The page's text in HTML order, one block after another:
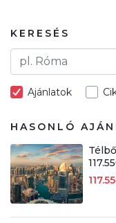
KERESÉS
Ajánlatok
HASONLÓ